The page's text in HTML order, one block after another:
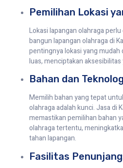
Pemilihan Lokasi
Lokasi lapangan olahraga
bangun lapangan olahraga di
pentingnya lokasi yang mudah
luas, menciptakan aksesibilitas
Bahan dan
Memilih bahan yang tepat
olahraga adalah kunci. Jasa di
memastikan pemilihan bahan
olahraga tertentu,
tahan lapangan.
Fasilitas